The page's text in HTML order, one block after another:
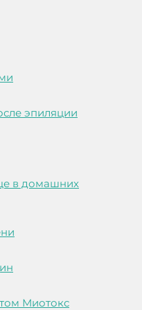
эпиляции
в домашних
Миотокс